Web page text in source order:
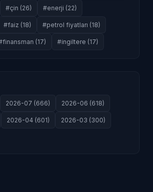
#çin (26) #enerji (22)
#faiz (18) #petrol fiyatları (18)
(17) #i̇ngiltere (17)
2026-07 (666) 2026-06 (618)
2026-04 (601) 2026-03 (300)